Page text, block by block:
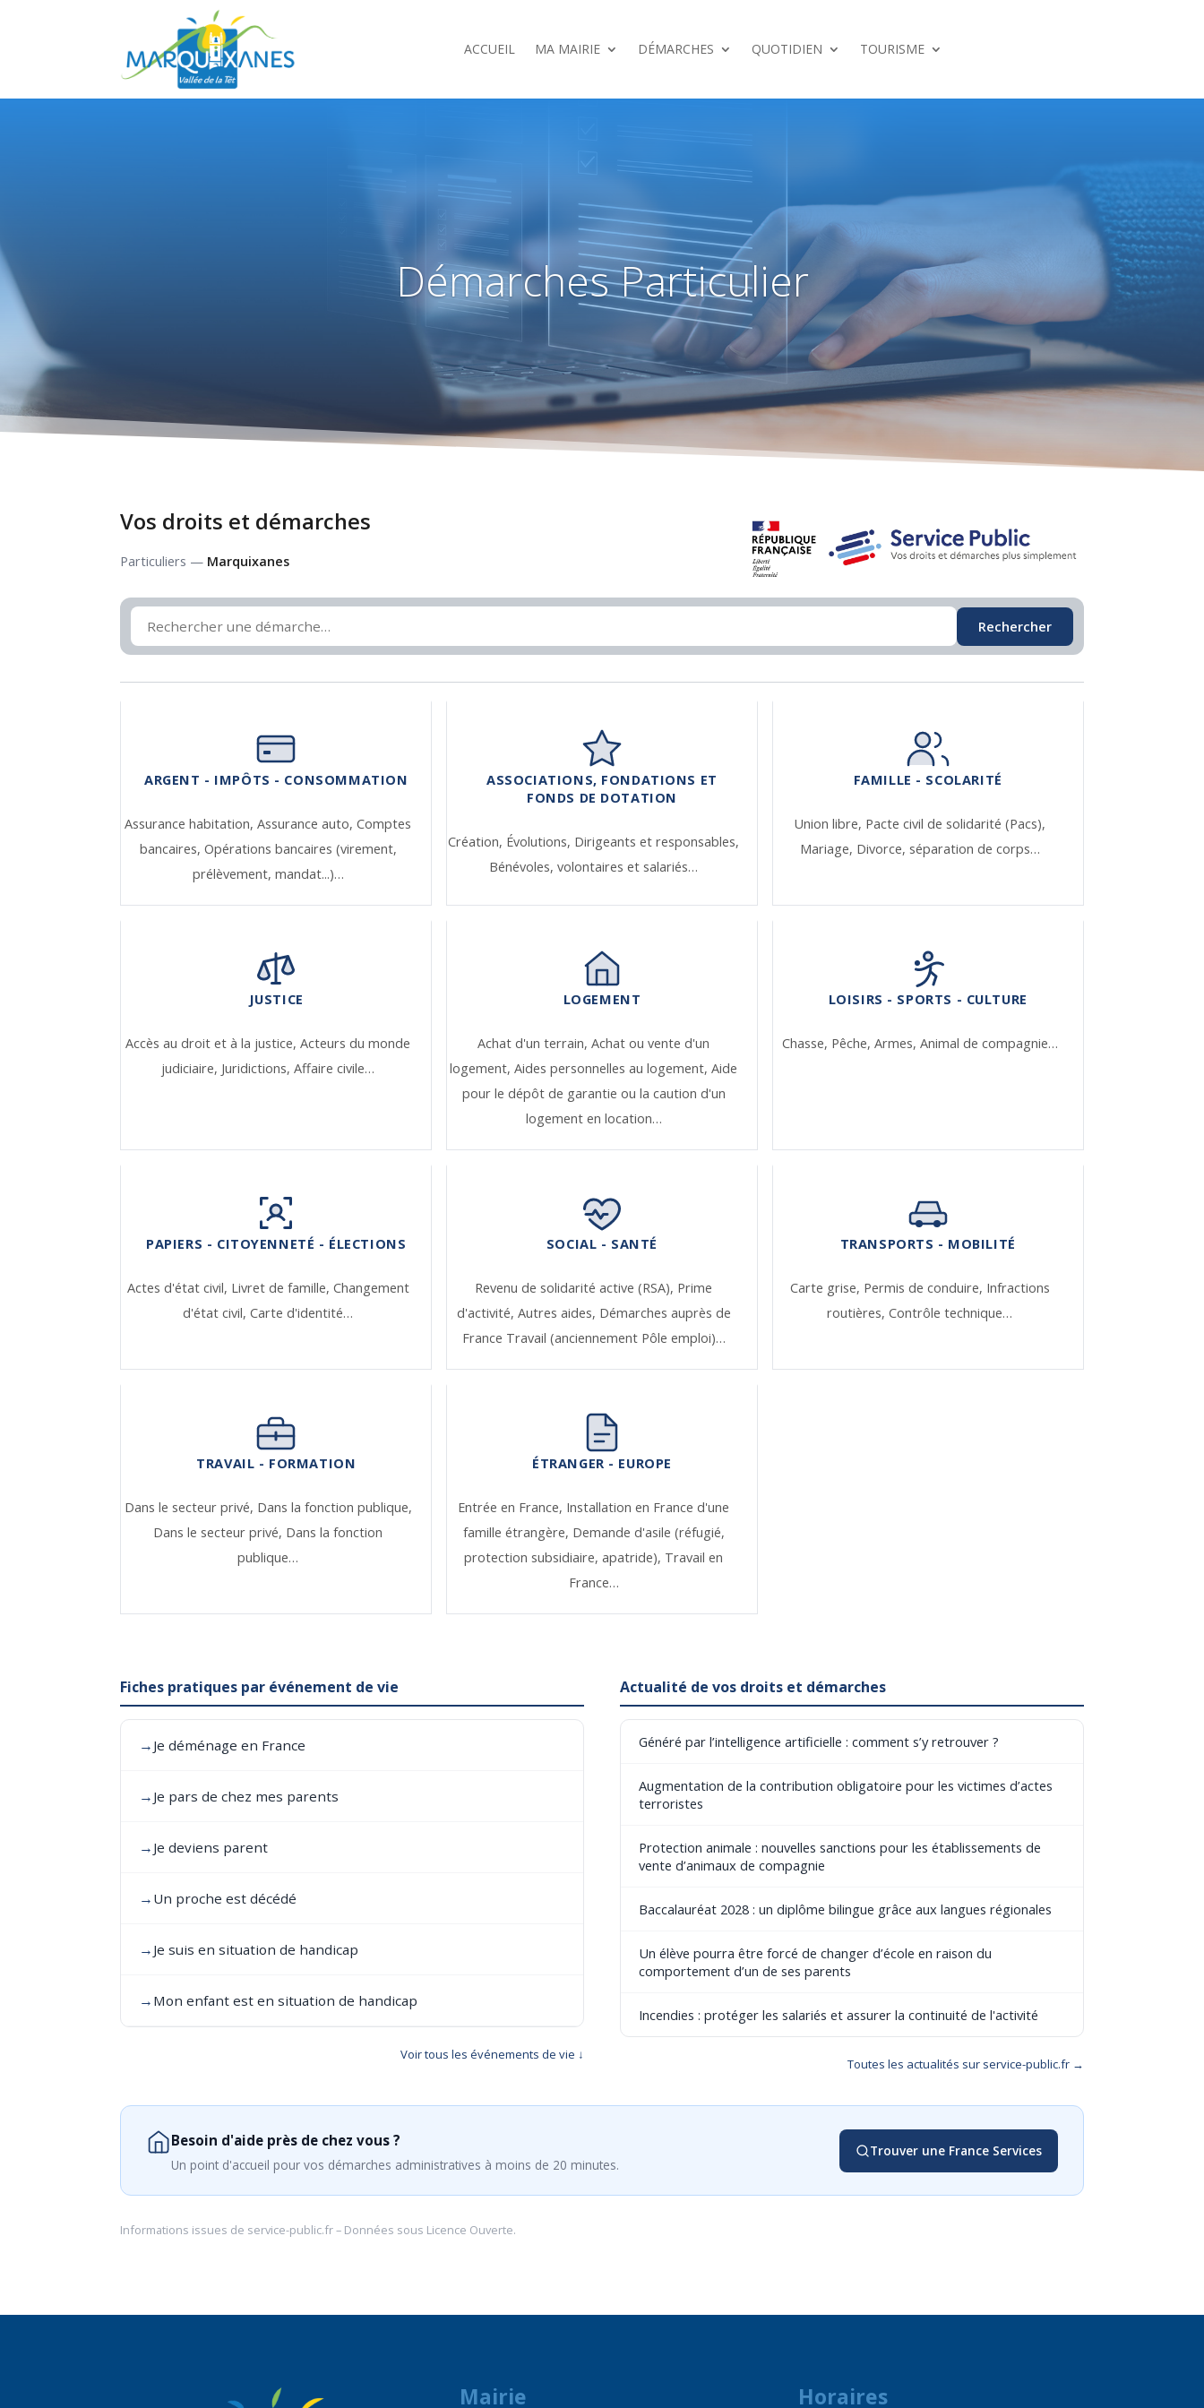
ACCUEIL MA MAIRIE DÉMARCHES QUOTIDIEN TOURISME
Démarches Particulier
Vos droits et démarches
Particuliers — Marquixanes
Rechercher
ARGENT - IMPÔTS - CONSOMMATION
Assurance habitation,Assurance auto,Comptes
bancaires, Opérations bancaires (virement,
prélèvement, mandat...)…
ASSOCIATIONS, FONDATIONS ET
FONDS DE DOTATION
Création, Évolutions, Dirigeants et responsables,
Bénévoles, volontaires et salariés…
FAMILLE - SCOLARITÉ
Union libre, Pacte civil de solidarité (Pacs),
Mariage, Divorce, séparation de corps…
JUSTICE
Accès au droit et à la justice,Acteurs du monde
judiciaire, Juridictions,Affaire civile…
LOGEMENT
Achat d'un terrain,Achat ou vente d'un
logement,Aides personnelles au logement,Aide
pour le dépôt de garantie ou la caution d'un
logement en location…
LOISIRS - SPORTS - CULTURE
Chasse, Pêche, Armes, Animal de compagnie…
PAPIERS - CITOYENNETÉ - ÉLECTIONS
Actes d'état civil, Livret de famille, Changement
d'état civil,Carte d'identité…
SOCIAL - SANTÉ
Revenu de solidarité active (RSA), Prime
d'activité, Autres aides, Démarches auprès de
France Travail (anciennement Pôle emploi)…
TRANSPORTS - MOBILITÉ
Carte grise, Permis de conduire, Infractions
routières,Contrôle technique…
TRAVAIL - FORMATION
Dans le secteur privé, Dans la fonction publique,
Dans le secteur privé, Dans la fonction
publique…
ÉTRANGER - EUROPE
Entrée en France, Installation en France d'une
famille étrangère, Demande d'asile (réfugié,
protection subsidiaire, apatride), Travail en
France…
Fiches pratiques par événement de vie
→ Je déménage en France
→ Je pars de chez mes parents
→ Je deviens parent
→ Un proche est décédé
→ Je suis en situation de handicap
→ Mon enfant est en situation de handicap
Voir tous les événements de vie ↓
Actualité de vos droits et démarches
Généré par l’intelligence artificielle : comment s’y retrouver ?
Augmentation de la contribution obligatoire pour les victimes d’actes
terroristes
Protection animale : nouvelles sanctions pour les établissements de
vente d’animaux de compagnie
Baccalauréat 2028 : un diplôme bilingue grâce aux langues régionales
Un élève pourra être forcé de changer d’école en raison du
comportement d’un de ses parents
Incendies : protéger les salariés et assurer la continuité de l'activité
Toutes les actualités sur service-public.fr →
Besoin d'aide près de chez vous ?
Un point d'accueil pour vos démarches administratives à moins de 20 minutes.
Trouver une France Services
Informations issues de service-public.fr– Données sous Licence Ouverte.
Mairie Horaires